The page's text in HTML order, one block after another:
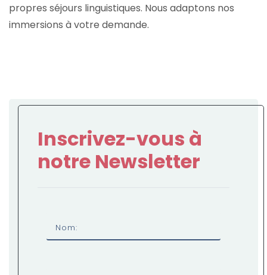
propres séjours linguistiques. Nous adaptons nos
immersions à votre demande.
Inscrivez-vous à
notre Newsletter
Nom: